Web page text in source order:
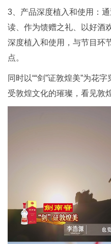
3、产品深度植入和使用：
读、作为馈赠之礼、以好酒
深度植入和使用，与节目环
点。
同时以““剑”证敦煌美”为花
受敦煌文化的璀璨，看见敦